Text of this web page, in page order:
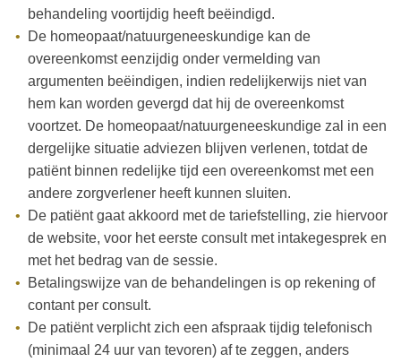
behandeling voortijdig heeft beëindigd.
De homeopaat/natuurgeneeskundige kan de
overeenkomst eenzijdig onder vermelding van
argumenten beëindigen, indien redelijkerwijs niet van
hem kan worden gevergd dat hij de overeenkomst
voortzet. De homeopaat/natuurgeneeskundige zal in een
dergelijke situatie adviezen blijven verlenen, totdat de
patiënt binnen redelijke tijd een overeenkomst met een
andere zorgverlener heeft kunnen sluiten.
De patiënt gaat akkoord met de tariefstelling, zie hiervoor
de website, voor het eerste consult met intakegesprek en
met het bedrag van de sessie.
Betalingswijze van de behandelingen is op rekening of
contant per consult.
De patiënt verplicht zich een afspraak tijdig telefonisch
(minimaal 24 uur van tevoren) af te zeggen, anders